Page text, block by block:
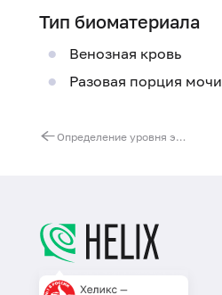
Тип биоматериала
Венозная кровь
Разовая порция мочи
Определение уровня этилового алкоголя, количественно (кровь, моча)